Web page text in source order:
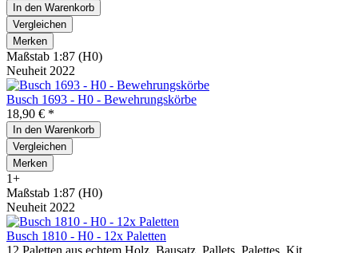
In den Warenkorb
Vergleichen
Merken
Maßstab 1:87 (H0)
Neuheit 2022
Busch 1693 - H0 - Bewehrungskörbe
18,90 € *
In den Warenkorb
Vergleichen
Merken
1+
Maßstab 1:87 (H0)
Neuheit 2022
Busch 1810 - H0 - 12x Paletten
12 Paletten aus echtem Holz. Bausatz. Pallets. Palettes. Kit.